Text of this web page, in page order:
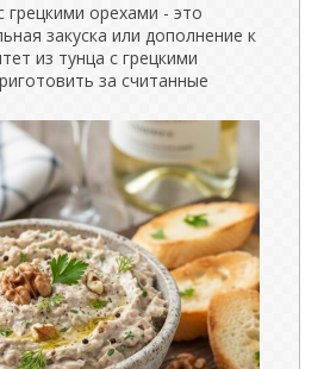
грецкими орехами - это
закуска или дополнение к
из тунца с грецкими
за считанные